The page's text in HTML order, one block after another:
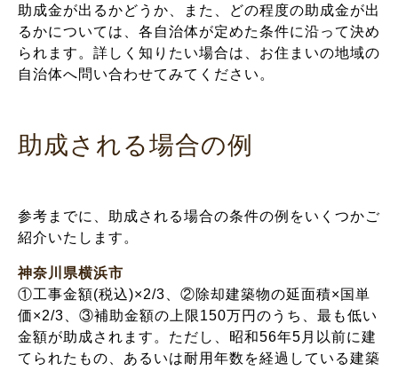
助成金が出るかどうか、また、どの程度の助成金が出
るかについては、各自治体が定めた条件に沿って決め
られます。詳しく知りたい場合は、お住まいの地域の
自治体へ問い合わせてみてください。
助成される場合の例
参考までに、助成される場合の条件の例をいくつかご
紹介いたします。
神奈川県横浜市
①工事金額(税込)×2/3、②除却建築物の延面積×国単
価×2/3、③補助金額の上限150万円のうち、最も低い
金額が助成されます。ただし、昭和56年5月以前に建
てられたもの、あるいは耐用年数を経過している建築